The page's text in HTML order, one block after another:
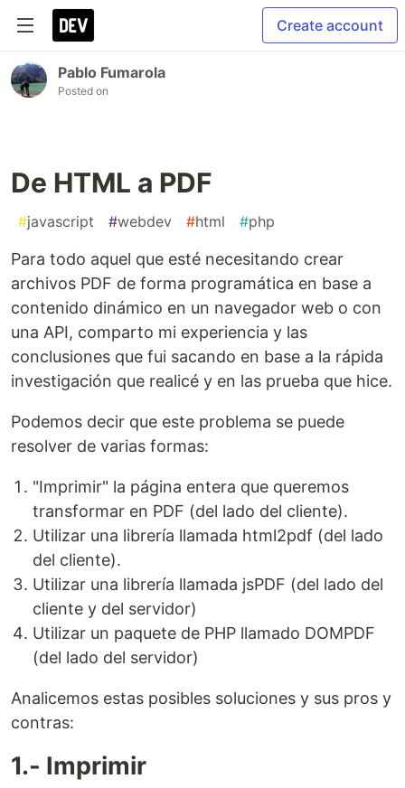
Create account
Pablo Fumarola
Posted on
De HTML a PDF
#javascript #webdev #html #php
Para todo aquel que esté necesitando crear
archivos PDF de forma programática en base a
contenido dinámico en un navegador web o con
una API, comparto mi experiencia y las
conclusiones que fui sacando en base a la rápida
investigación que realicé y en las prueba que hice.
Podemos decir que este problema se puede
resolver de varias formas:
"Imprimir" la página entera que queremos
transformar en PDF (del lado del cliente).
Utilizar una librería llamada html2pdf (del lado
del cliente).
Utilizar una librería llamada jsPDF (del lado del
cliente y del servidor)
Utilizar un paquete de PHP llamado DOMPDF
(del lado del servidor)
Analicemos estas posibles soluciones y sus pros y
contras:
1.- Imprimir